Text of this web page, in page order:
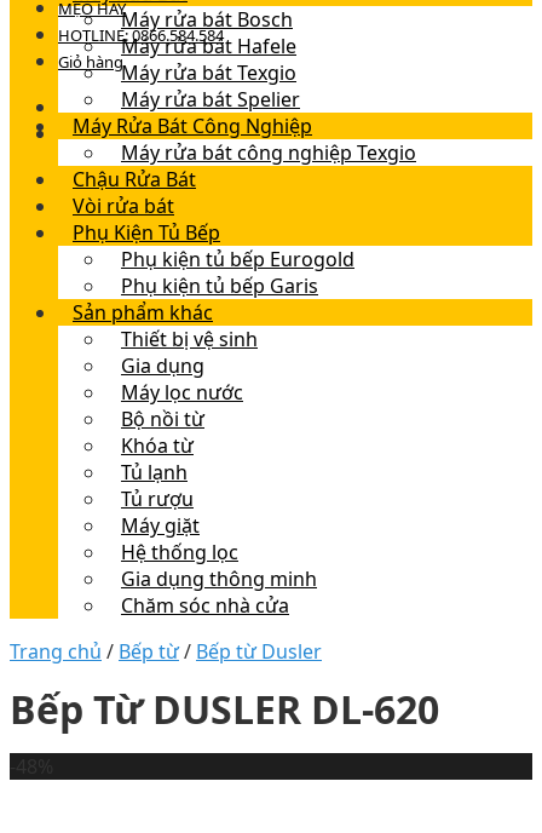
MẸO HAY
HOTLINE: 0866.584.584
Giỏ hàng
Máy rửa bát Bosch
Máy rửa bát Hafele
Máy rửa bát Texgio
Máy rửa bát Spelier
Máy Rửa Bát Công Nghiệp
Máy rửa bát công nghiệp Texgio
Chậu Rửa Bát
Vòi rửa bát
Phụ Kiện Tủ Bếp
Phụ kiện tủ bếp Eurogold
Phụ kiện tủ bếp Garis
Sản phẩm khác
Thiết bị vệ sinh
Gia dụng
Máy lọc nước
Bộ nồi từ
Khóa từ
Tủ lạnh
Tủ rượu
Máy giặt
Hệ thống lọc
Gia dụng thông minh
Chăm sóc nhà cửa
Trang chủ / Bếp từ/ Bếp từ Dusler
Bếp Từ DUSLER DL-620